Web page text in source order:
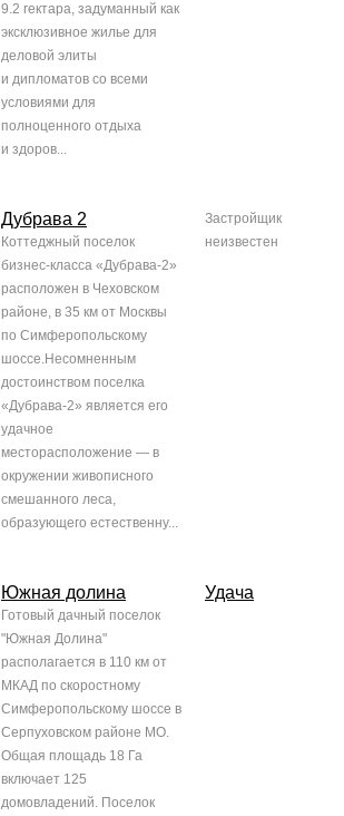
9.2 гектара, задуманный как
эксклюзивное жилье для
деловой элиты
и дипломатов со всеми
условиями для
полноценного отдыха
и здоров...
Дубрава 2
Коттеджный поселок
бизнес-класса «Дубрава-2»
расположен в Чеховском
районе, в 35 км от Москвы
по Симферопольскому
шоссе.Несомненным
достоинством поселка
«Дубрава-2» является его
удачное
месторасположение — в
окружении живописного
смешанного леса,
образующего естественну...
Застройщик
неизвестен
Южная долина
Готовый дачный поселок
"Южная Долина"
располагается в 110 км от
МКАД по скоростному
Симферопольскому шоссе в
Серпуховском районе МО.
Общая площадь 18 Га
включает 125
домовладений. Поселок
Удача